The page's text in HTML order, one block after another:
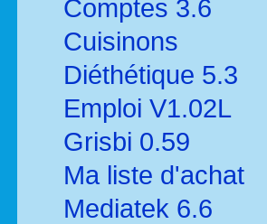
Comptes 3.6
Cuisinons
Diéthétique 5.3
Emploi V1.02L
Grisbi 0.59
Ma liste d'achat
Mediatek 6.6